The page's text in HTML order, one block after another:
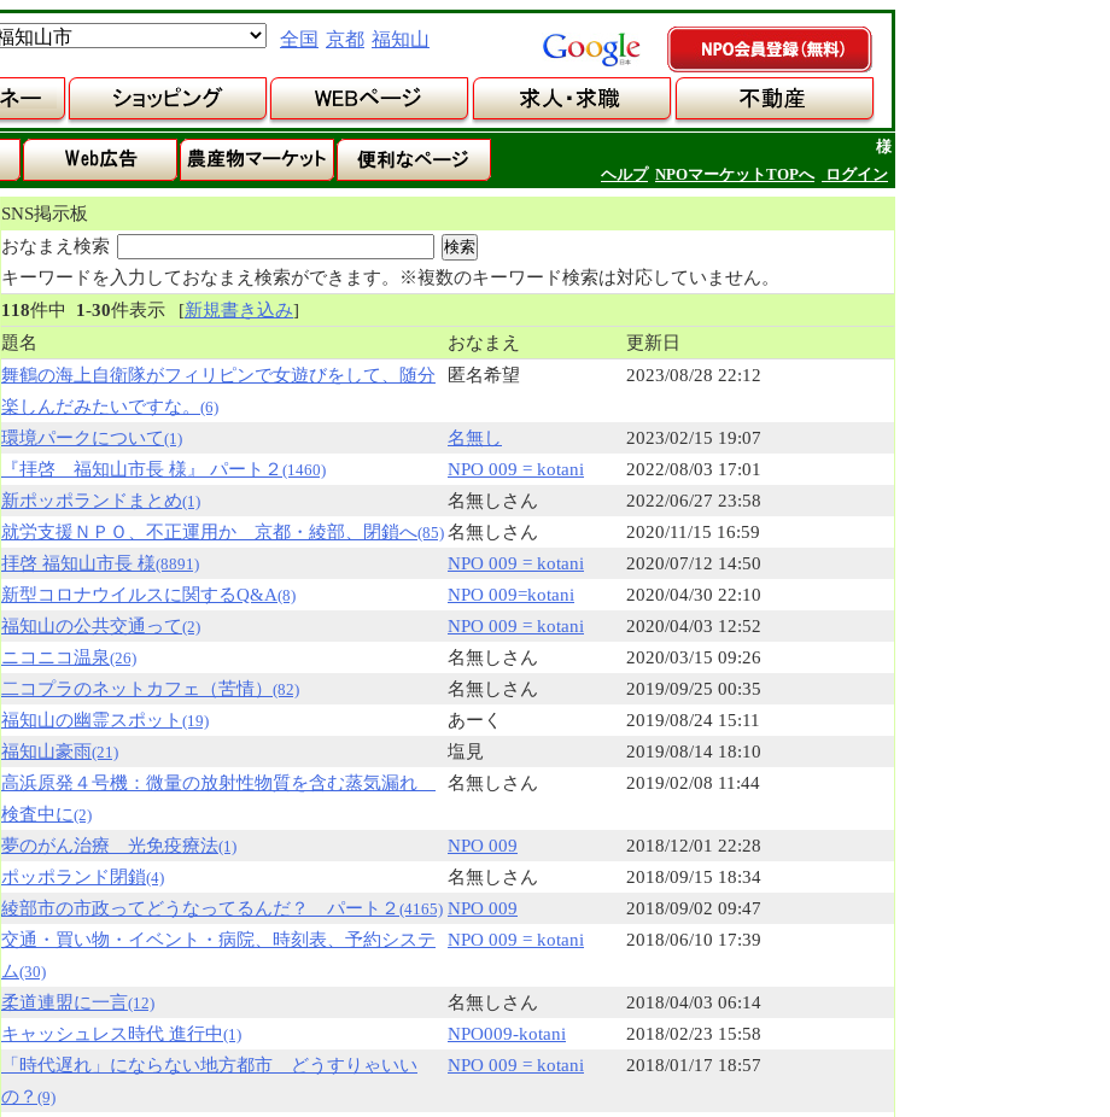
全国 京都 福知山
様
ヘルプ NPOマーケットTOPへ ログイン
SNS掲示板
おなまえ検索
キーワードを入力しておなまえ検索ができます。※複数のキーワード検索は対応していません。
118件中 1-30件表示 [新規書き込み]
題名
おなまえ
更新日
舞鶴の海上自衛隊がフィリピンで女遊びをして、随分
楽しんだみたいですな。 (6)
匿名希望 2023/08/28 22:12
環境パークについて(1) 名無し
2023/02/15 19:07
『拝啓 福知山市長 様』 パート２ (1460) NPO 009 = kotani
2022/08/03 17:01
新ポッポランドまとめ(1) 名無しさん
2022/06/27 23:58
就労支援ＮＰＯ、不正運用か 京都・綾部、閉鎖へ(85) 名無しさん
2020/11/15 16:59
拝啓 福知山市長 様(8891) NPO 009 = kotani
2020/07/12 14:50
新型コロナウイルスに関するQ&A(8) NPO 009=kotani
2020/04/30 22:10
福知山の公共交通って(2) NPO 009 = kotani
2020/04/03 12:52
ニコニコ温泉(26) 名無しさん
2020/03/15 09:26
二コプラのネットカフェ（苦情） (82) 名無しさん
2019/09/25 00:35
福知山の幽霊スポット (19) あーく
2019/08/24 15:11
福知山豪雨(21) 塩見
2019/08/14 18:10
高浜原発４号機：微量の放射性物質を含む蒸気漏れ
検査中に(2)
名無しさん 2019/02/08 11:44
夢のがん治療 光免疫療法(1) NPO 009
2018/12/01 22:28
ポッポランド閉鎖(4) 名無しさん
2018/09/15 18:34
綾部市の市政ってどうなってるんだ？ パート２ (4165) NPO 009
2018/09/02 09:47
交通・買い物・イベント・病院、時刻表、予約システ
ム(30)
NPO 009 = kotani 2018/06/10 17:39
柔道連盟に一言(12) 名無しさん
2018/04/03 06:14
キャッシュレス時代 進行中(1) NPO009-kotani
2018/02/23 15:58
「時代遅れ」にならない地方都市 どうすりゃいい
の？ (9)
NPO 009 = kotani 2018/01/17 18:57